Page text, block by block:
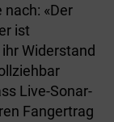
«Der
ist
Widerstand
Live-Sonar-
Fangertrag